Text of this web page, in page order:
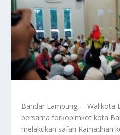
Bandar Lampung, – Walikota
bersama forkopimkot kota
melakukan safari Ramadhan